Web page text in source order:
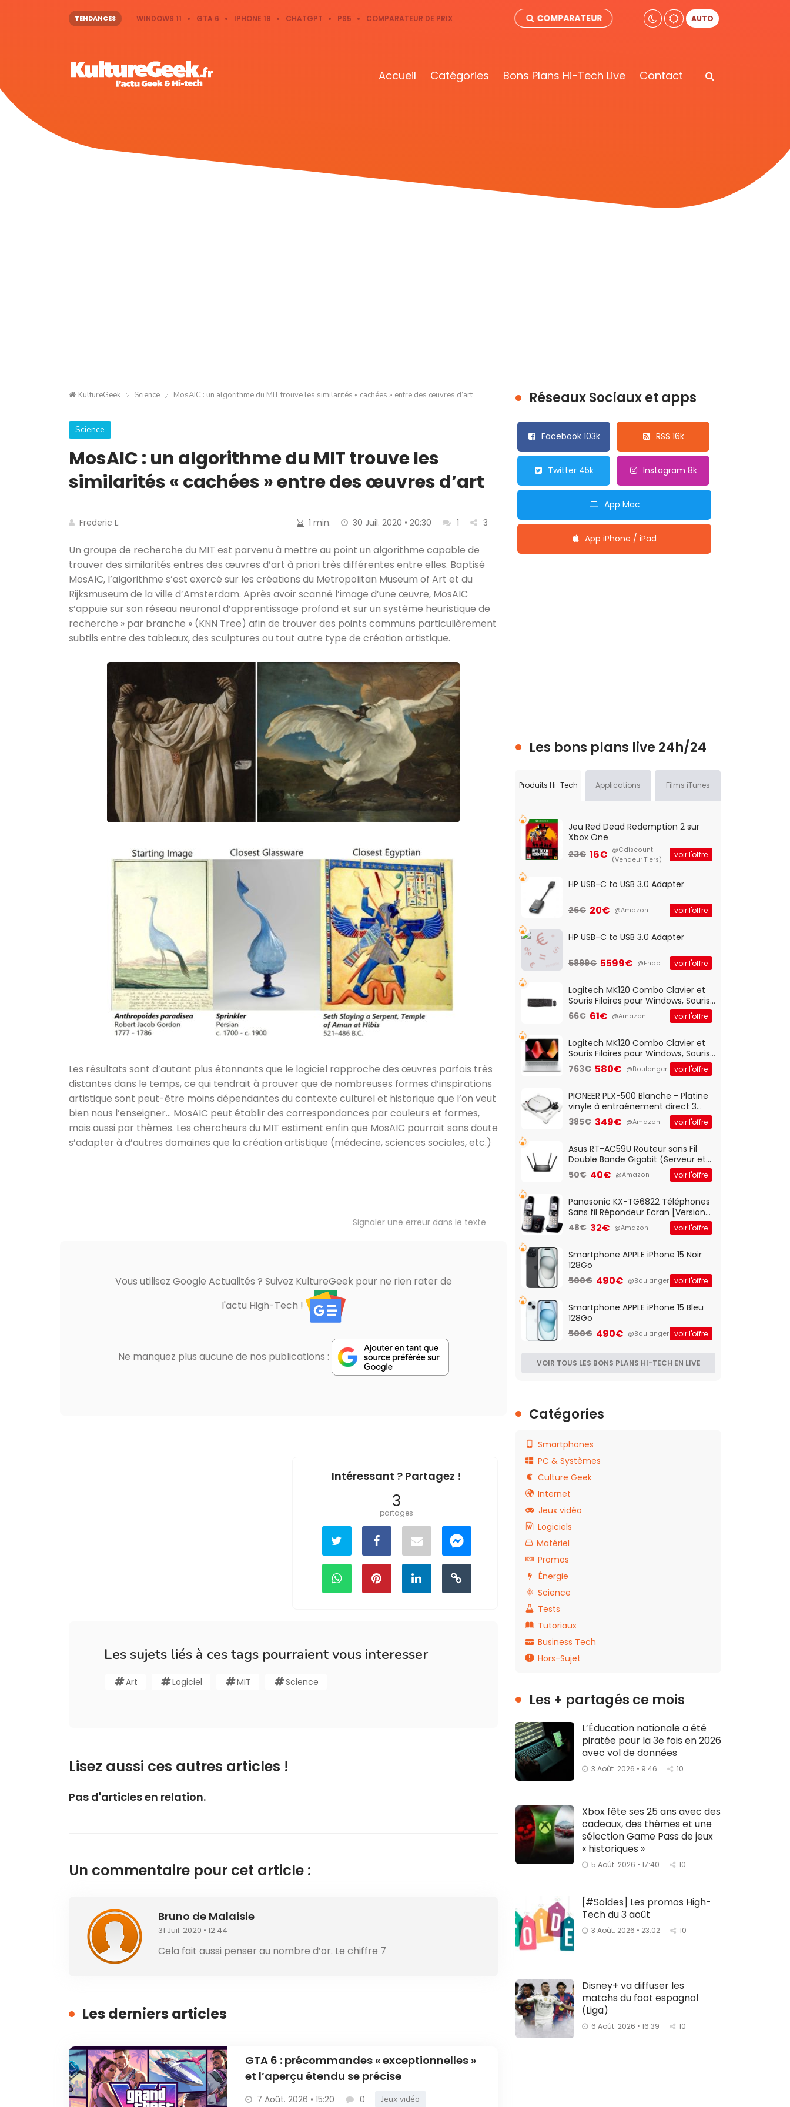
TENDANCES WINDOWS 11 GTA 6 IPHONE 18 CHATGPT PS5 COMPARATEUR DE PRIX COMPARATEUR AUTO
Accueil Catégories Bons Plans Hi-Tech Live Contact
KultureGeek Science MosAIC : un algorithme du MIT trouve les similarités « cachées » entre des œuvres d’art
Science
MosAIC : un algorithme du MIT trouve les
similarités « cachées » entre des œuvres d’art
Frederic L. 1 min. 30 Juil. 2020 • 20:30 1 3
Un groupe de recherche du MIT est parvenu à mettre au point un algorithme capable de
trouver des similarités entres des œuvres d’art à priori très différentes entre elles. Baptisé
MosAIC, l’algorithme s’est exercé sur les créations du Metropolitan Museum of Art et du
Rijksmuseum de la ville d’Amsterdam. Après avoir scanné l’image d’une œuvre, MosAIC
s’appuie sur son réseau neuronal d’apprentissage profond et sur un système heuristique de
recherche » par branche » (KNN Tree) afin de trouver des points communs particulièrement
subtils entre des tableaux, des sculptures ou tout autre type de création artistique.
Les résultats sont d’autant plus étonnants que le logiciel rapproche des œuvres parfois très
distantes dans le temps, ce qui tendrait à prouver que de nombreuses formes d’inspirations
artistique sont peut-être moins dépendantes du contexte culturel et historique que l’on veut
bien nous l’enseigner… MosAIC peut établir des correspondances par couleurs et formes,
mais aussi par thèmes. Les chercheurs du MIT estiment enfin que MosAIC pourrait sans doute
s’adapter à d’autres domaines que la création artistique (médecine, sciences sociales, etc.)
Signaler une erreur dans le texte
Vous utilisez Google Actualités ? Suivez KultureGeek pour ne rien rater de
l'actu High-Tech !
Ne manquez plus aucune de nos publications :
Intéressant ? Partagez !
3
partages
Les sujets liés à ces tags pourraient vous interesser
Art Logiciel MIT Science
Lisez aussi ces autres articles !
Pas d'articles en relation.
Un commentaire pour cet article :
Bruno de Malaisie
31 Juil. 2020 • 12:44
Cela fait aussi penser au nombre d’or. Le chiffre 7
Les derniers articles
GTA 6 : précommandes « exceptionnelles »
et l’aperçu étendu se précise
7 Août. 2026 • 15:20 0 Jeux vidéo
Réseaux Sociaux et apps
Facebook 103k RSS 16k
Twitter 45k Instagram 8k
App Mac
App iPhone / iPad
Les bons plans live 24h/24
Produits Hi-Tech Applications Films iTunes
Jeu Red Dead Redemption 2 sur
Xbox One
23€ 16€ @Cdiscount
(Vendeur Tiers)
voir l'offre
HP USB-C to USB 3.0 Adapter
26€ 20€ @Amazon voir l'offre
HP USB-C to USB 3.0 Adapter
5899€ 5599€ @Fnac voir l'offre
Logitech MK120 Combo Clavier et
Souris Filaires pour Windows, Souris
Optique Filaire, Connexion USB Plug
And Play, Confortable, Taille
QWERTY UK - Noir
66€ 61€ @Amazon voir l'offre
Logitech MK120 Combo Clavier et
Souris Filaires pour Windows, Souris
Optique Filaire, Connexion USB Plug
And Play, Confortable, Taille
QWERTY UK - Noir
763€ 580€ @Boulanger voir l'offre
PIONEER PLX-500 Blanche - Platine
vinyle à entraénement direct 3
vitesses (33-45-78 trs/min) avec
pre-ampli intégré et port USB
385€ 349€ @Amazon voir l'offre
Asus RT-AC59U Routeur sans Fil
Double Bande Gigabit (Serveur et
Client VPN, Triple Vlan, Mode Point
d'accès et Bridge, contrôle
50€ 40€ @Amazon voir l'offre
Panasonic KX-TG6822 Téléphones
Sans fil Répondeur Ecran [Version
Française]
48€ 32€ @Amazon voir l'offre
Smartphone APPLE iPhone 15 Noir
128Go
500€ 490€ @Boulanger voir l'offre
Smartphone APPLE iPhone 15 Bleu
128Go
500€ 490€ @Boulanger voir l'offre
VOIR TOUS LES BONS PLANS HI-TECH EN LIVE
Catégories
Smartphones
PC & Systèmes
Culture Geek
Internet
Jeux vidéo
Logiciels
Matériel
Promos
Énergie
Science
Tests
Tutoriaux
Business Tech
Hors-Sujet
Les + partagés ce mois
L’Éducation nationale a été
piratée pour la 3e fois en 2026
avec vol de données
3 Août. 2026 • 9:46 10
Xbox fête ses 25 ans avec des
cadeaux, des thèmes et une
sélection Game Pass de jeux
« historiques »
5 Août. 2026 • 17:40 10
[#Soldes] Les promos High-
Tech du 3 août
3 Août. 2026 • 23:02 10
Disney+ va diffuser les
matchs du foot espagnol
(Liga)
6 Août. 2026 • 16:39 10